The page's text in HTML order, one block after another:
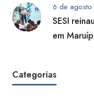
6 de
SESI
em
Categorias